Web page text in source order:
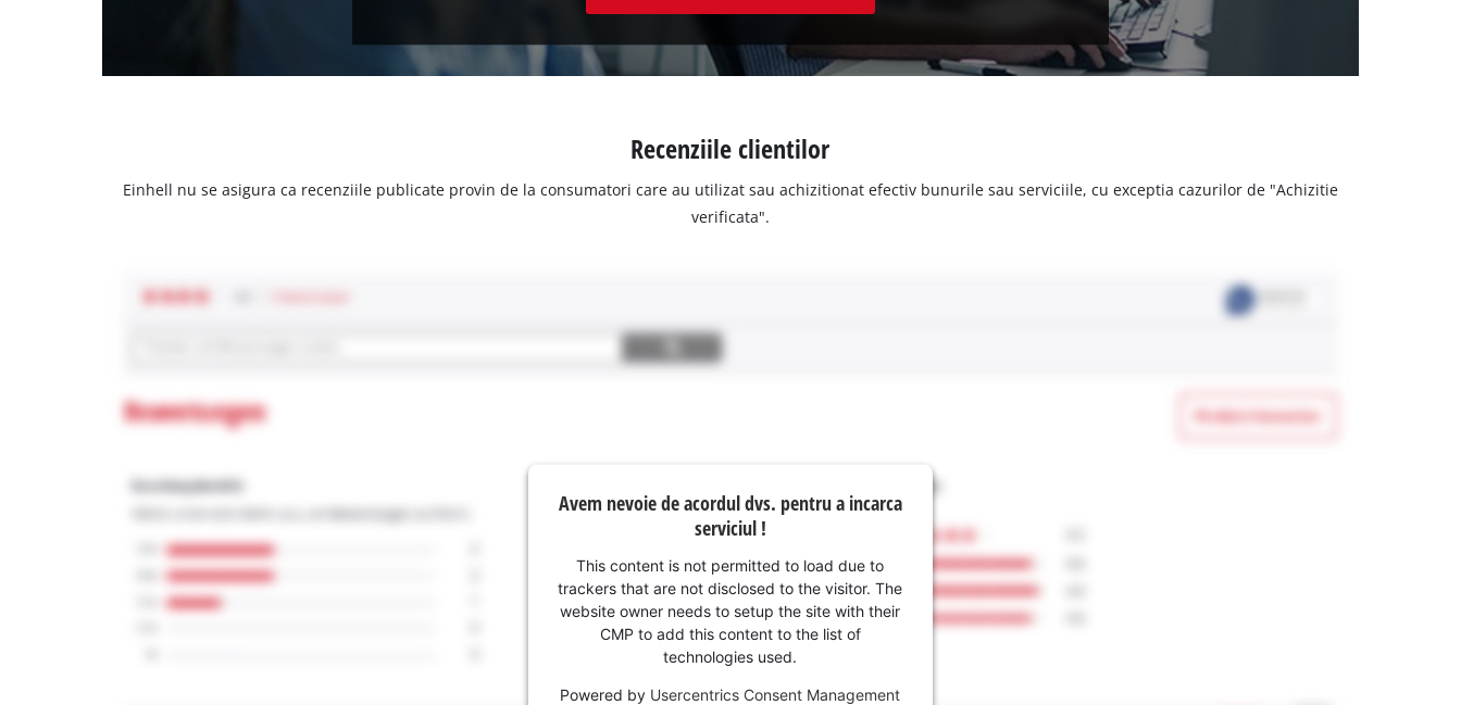
Recenziile clientilor
Einhell nu se asigura ca recenziile publicate provin de la consumatori care au utilizat sau achizitionat efectiv bunurile sau serviciile, cu exceptia cazurilor de "Achizitie
verificata".
Avem nevoie de acordul dvs. pentru a incarca
serviciul !
This content is not permitted to load due to
trackers that are not disclosed to the visitor. The
website owner needs to setup the site with their
CMP to add this content to the list of
technologies used.
Powered by Usercentrics Consent Management